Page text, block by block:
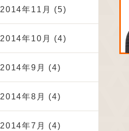
2014年11月 (5)
2014年10月 (4)
2014年9月 (4)
2014年8月 (4)
2014年7月 (4)